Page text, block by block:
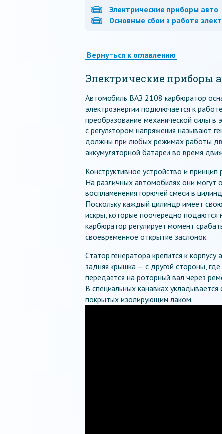
Электрические приборы авто
Основные сбои в работе
Вернуться к оглавлению
Электрические приборы
Автомобиль ВАЗ 2108 карбюратор
электроэнергии подключается к
преобразование механической силы в
с регулятором напряжения называют
должны при любых режимах работы
аккумуляторной батареи во время
Конструктивное устройство и
На различных автомобилях они могут
воспламенения горючей смеси в
Поскольку каждый цилиндр имеет
искры, которые поочередно подаются
карбюратор регулирует момент
своевременное открытие заслонок.
Статор генератора крепится к
задняя крышка — с другой стороны,
передается на роторный вал через
В специальных канавках
покрытых изолирующим лаком.